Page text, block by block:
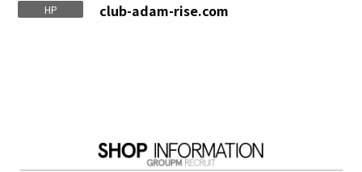
HP club-adam-rise.com